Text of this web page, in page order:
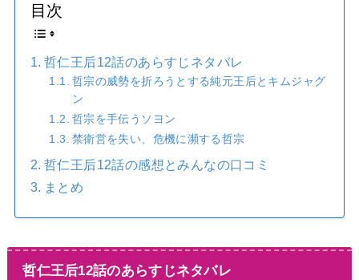
目次
哲仁王后12話のあらすじネタバレ
哲宗の威勢を折ろうとする純元王后とキムジャグ
ン
哲宗を手伝うソヨン
禁衛営を失い、危機に瀕する哲宗
哲仁王后12話の感想とみんなの口コミ
まとめ
哲仁王后12話のあらすじネタバレ